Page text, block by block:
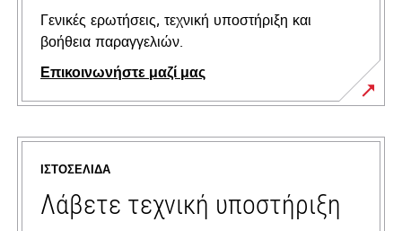
Γενικές ερωτήσεις, τεχνική υποστήριξη και
βοήθεια παραγγελιών.
Επικοινωνήστε μαζί μας
ΙΣΤΟΣΕΛΊΔΑ
Λάβετε τεχνική υποστήριξη